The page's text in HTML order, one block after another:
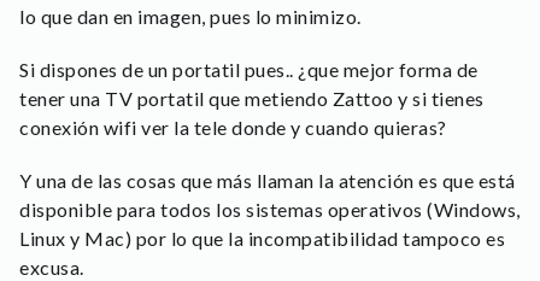
lo que dan en imagen, pues lo minimizo.
Si dispones de un portatil pues.. ¿que mejor forma de
tener una TV portatil que metiendo Zattoo y si tienes
conexión wifi ver la tele donde y cuando quieras?
Y una de las cosas que más llaman la atención es que está
disponible para todos los sistemas operativos (Windows,
Linux y Mac) por lo que la incompatibilidad tampoco es
excusa.